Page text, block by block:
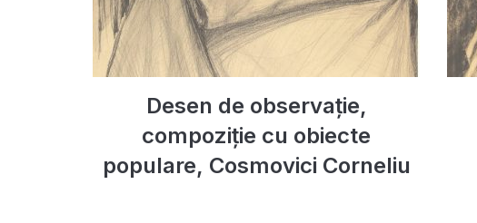
Desen de observație,
compoziție cu obiecte
populare, Cosmovici Corneliu